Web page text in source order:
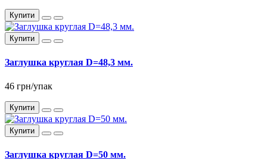
Купити
Купити
Заглушка круглая D=48,3 мм.
46 грн/упак
Купити
Купити
Заглушка круглая D=50 мм.